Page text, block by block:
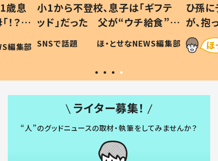
歳息
？」
編集部
小1から不登校、息子は「ギフテ
ッド」だった 父が“ウチ給食”を
作り続ける理由とは #令和の親
#令和の子
SNSで話題 ほ・とせなNEWS編集部
ひ孫
が、
「涙が
い」
ライター募集！
“人”のグッドニュースの取材・執筆をしてみませんか？